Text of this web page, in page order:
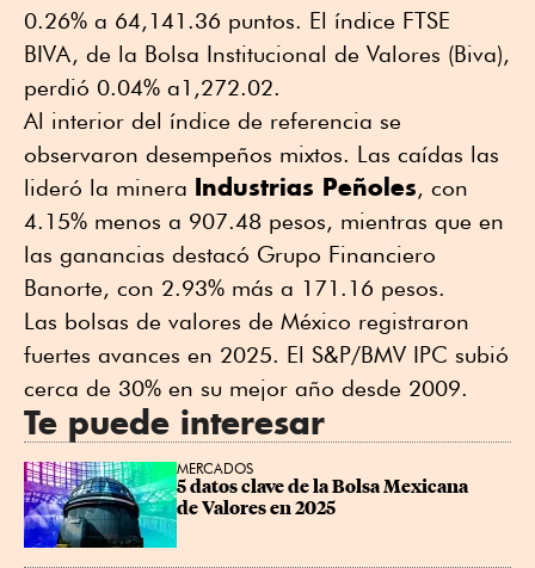
0.26% a 64,141.36 puntos. El índice FTSE
BIVA, de la Bolsa Institucional de Valores (Biva),
perdió 0.04% a1,272.02.
Al interior del índice de referencia se
observaron desempeños mixtos. Las caídas las
lideró la minera Industrias Peñoles, con
4.15% menos a 907.48 pesos, mientras que en
las ganancias destacó Grupo Financiero
Banorte, con 2.93% más a 171.16 pesos.
Las bolsas de valores de México registraron
fuertes avances en 2025. El S&P/BMV IPC subió
cerca de 30% en su mejor año desde 2009.
Te puede interesar
MERCADOS
5 datos clave de la Bolsa Mexicana
de Valores en 2025